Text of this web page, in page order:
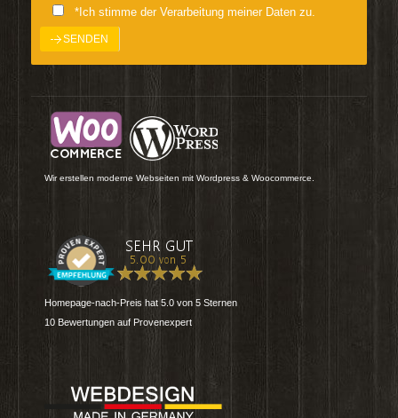
*Ich stimme der Verarbeitung meiner Daten zu.
Wir erstellen moderne Webseiten mit Wordpress & Woocommerce.
Homepage-nach-Preis hat 5.0 von 5 Sternen
10 Bewertungen auf Provenexpert